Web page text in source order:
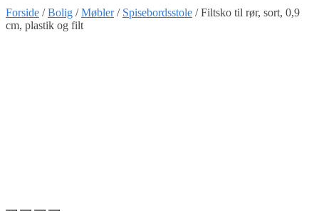
Forside /Bolig /Møbler/ Spisebordsstole /Filtsko til rør, sort, 0,9
cm, plastik og filt